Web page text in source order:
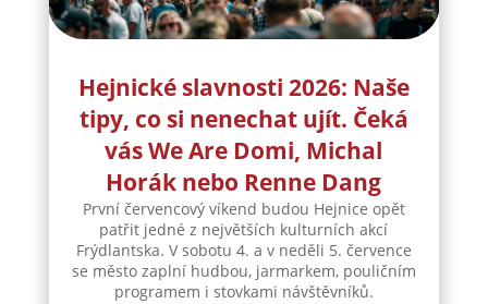
Hejnické slavnosti 2026: Naše
tipy, co si nenechat ujít. Čeká
vás We Are Domi, Michal
Horák nebo Renne Dang
První červencový víkend budou Hejnice opět
patřit jedné z největších kulturních akcí
Frýdlantska. V sobotu 4. a v neděli 5. července
se město zaplní hudbou, jarmarkem, pouličním
programem i stovkami návštěvníků.